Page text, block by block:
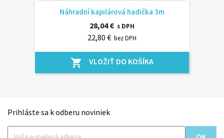
Náhradní kapilárová hadička 3m
28,04 € s DPH
22,80 € bez DPH
shopping_cart VLOŽIŤ DO KOŠÍKA
Prihláste sa k odberu noviniek